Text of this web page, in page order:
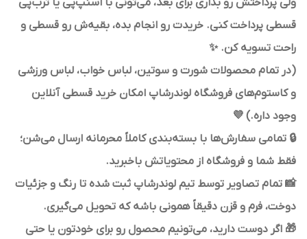
ولی پرداختش رو بذاری برای بعد، می‌تونی با اسنپ‌پی یا ترب‌پی
قسطی پرداخت کنی. خریدت رو انجام بده، بقیه‌ش رو قسطی و
راحت تسویه کن. ✨
(در تمام محصولات شورت و سوتین، لباس خواب، لباس ورزشی
و کاستوم‌های فروشگاه لوندرشاپ امکان خرید قسطی آنلاین
وجود داره.) 💜
🔒 تمامی سفارش‌ها با بسته‌بندی کاملاً محرمانه ارسال می‌شن؛
فقط شما و فروشگاه از محتویاتش باخبرید.
📸 تمام تصاویر توسط تیم لوندرشاپ ثبت شده تا رنگ و جزئیات
دوخت، فرم و قزن دقیقاً همونی باشه که تحویل می‌گیری.
🎁 اگر دوست دارید، می‌تونیم محصول رو برای خودتون یا حتی